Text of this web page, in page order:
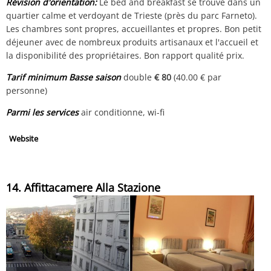
quartier calme et verdoyant de Trieste (près du parc Farneto).
Les chambres sont propres, accueillantes et propres. Bon petit
déjeuner avec de nombreux produits artisanaux et l'accueil et
la disponibilité des propriétaires. Bon rapport qualité prix.
Tarif minimum Basse saisondouble€ 80 (40.00 € par
personne)
Parmi les servicesair conditionne, wi-fi
Website
14. Affittacamere Alla Stazione